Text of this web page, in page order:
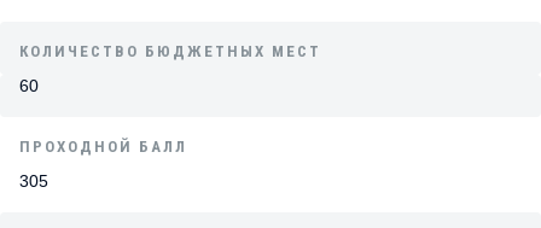
КОЛИЧЕСТВО БЮДЖЕТНЫХ МЕСТ
60
ПРОХОДНОЙ БАЛЛ
305